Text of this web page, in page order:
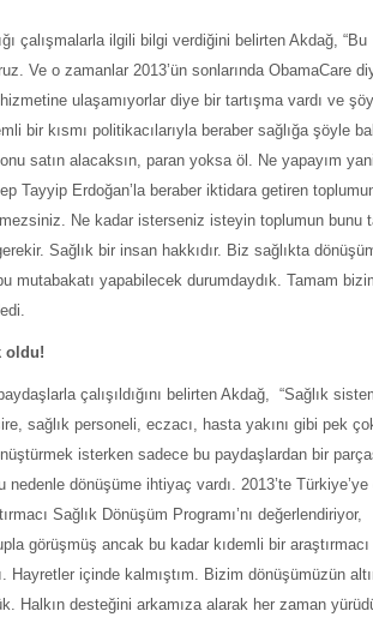
çalışmalarla ilgili bilgi verdiğini belirten Akdağ, “Bu
Ve o zamanlar 2013’ün sonlarında ObamaCare
ulaşamıyorlar diye bir tartışma vardı ve
bir kısmı politikacılarıyla beraber sağlığa şöyle
satın alacaksın, paran yoksa öl. Ne yapayım
Tayyip Erdoğan’la beraber iktidara getiren
Ne kadar isterseniz isteyin toplumun bunu
Sağlık bir insan hakkıdır. Biz sağlıkta
mutabakatı yapabilecek durumdaydık. Tamam
oldu!
çalışıldığını belirten Akdağ, “Sağlık
sağlık personeli, eczacı, hasta yakını gibi pek
isterken sadece bu paydaşlardan bir
dönüşüme ihtiyaç vardı. 2013’te Türkiye’ye
Sağlık Dönüşüm Programı’nı değerlendiriyor,
görüşmüş ancak bu kadar kıdemli bir
Hayretler içinde kalmıştım. Bizim dönüşümüzün
Halkın desteğini arkamıza alarak her zaman